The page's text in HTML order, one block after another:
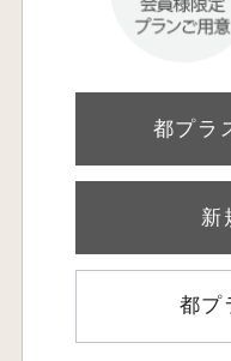
都プラ
新
都プ